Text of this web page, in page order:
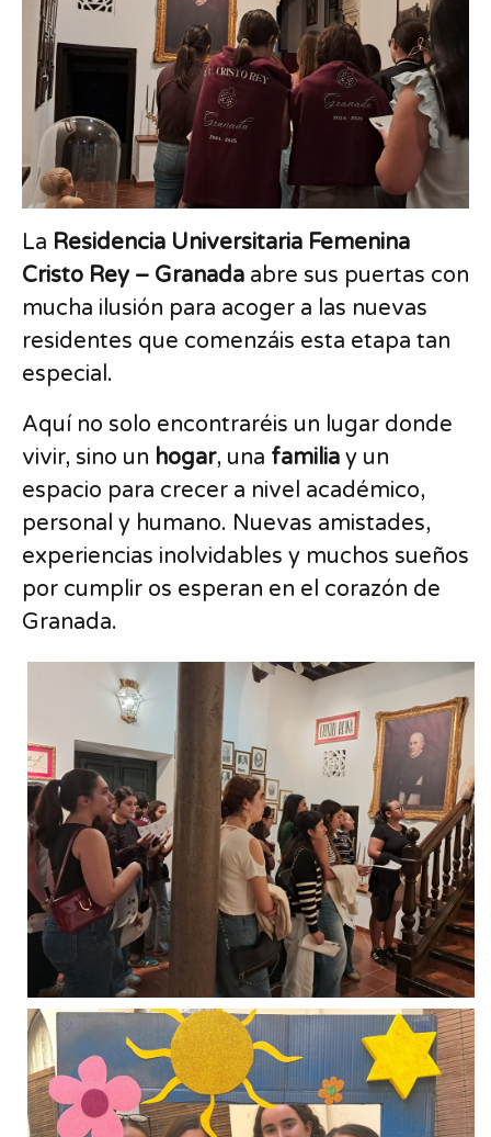
La Residencia Universitaria Femenina
Cristo Rey – Granada abre sus puertas con
mucha ilusión para acoger a las nuevas
residentes que comenzáis esta etapa tan
especial.
Aquí no solo encontraréis un lugar donde
vivir, sino un hogar, una familia y un
espacio para crecer a nivel académico,
personal y humano. Nuevas amistades,
experiencias inolvidables y muchos sueños
por cumplir os esperan en el corazón de
Granada.